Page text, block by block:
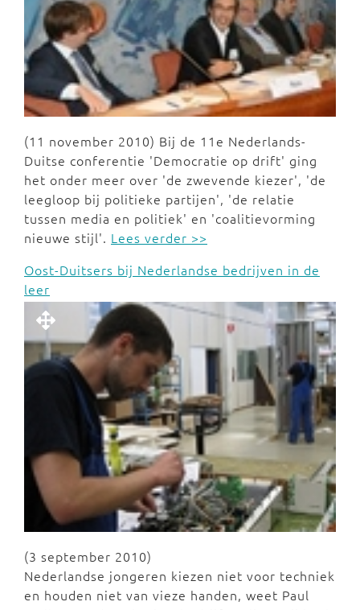
(11 november 2010) Bij de 11e Nederlands-
Duitse conferentie 'Democratie op drift' ging
het onder meer over 'de zwevende kiezer', 'de
leegloop bij politieke partijen', 'de relatie
tussen media en politiek' en 'coalitievorming
nieuwe stijl'. Lees verder >>
Oost-Duitsers bij Nederlandse bedrijven in de
leer
(3 september 2010)
Nederlandse jongeren kiezen niet voor techniek
en houden niet van vieze handen, weet Paul